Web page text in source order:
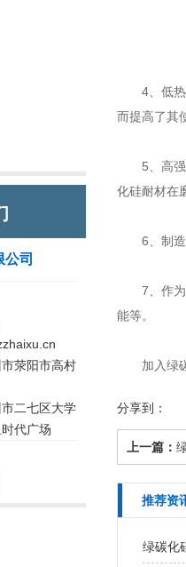
司
荥阳市高村
二七区大学
代广场
4、低热膨
而提高了其
5、高强度
化硅耐材在
6、制造
7、作为添
能等。
加入绿碳
分享到：
上一篇：
推荐资
绿碳化